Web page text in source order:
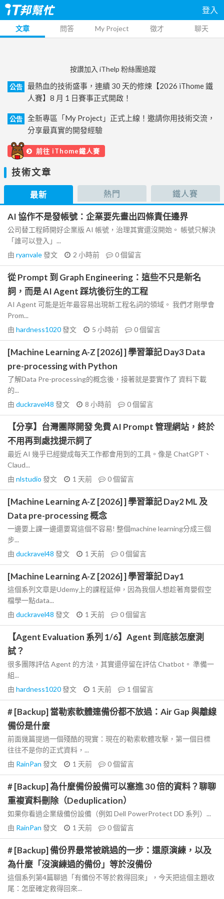
登入
文章 問答 My Project 徵才 聊天
按讚加入 iThelp 粉絲團追蹤
公告
最熱血的技術盛事，連續 30 天的修煉【2026 iThome 鐵
人賽】8 月 1 日賽事正式開啟！
公告
全新專區「My Project」正式上線！邀請你用技術交流，
分享最真實的開發經驗
前往 iThome鐵人賽
技術文章
最新 熱門 鐵人賽
AI 協作不是發帳號：企業要先畫出四條責任邊界
公司替工程師開好企業版 AI 帳號，治理其實還沒開始。 帳號只解決
「誰可以登入」...
由 ryanvale發文 2 小時前 0個留言
從 Prompt 到 Graph Engineering：這些不只是新名
詞，而是 AI Agent 踩坑後衍生的工程
AI Agent 可能是近年最容易出現新工程名詞的領域。 我們才剛學會
Prom...
由 hardness1020發文 5 小時前 0個留言
[Machine Learning A-Z [2026] ] 學習筆記 Day3 Data
pre-processing with Python
了解Data Pre-processing的概念後，接著就是要實作了 資料下載
的...
由 duckravel48 發文 8 小時前 0個留言
【分享】台灣團隊開發 免費 AI Prompt 管理網站，終於
不用再到處找提示詞了
最近 AI 幾乎已經變成每天工作都會用到的工具。像是 ChatGPT、
Claud...
由 nlstudio 發文 1 天前 0個留言
[Machine Learning A-Z [2026] ] 學習筆記 Day2 ML 及
Data pre-processing 概念
一邊要上課一邊還要寫這個不容易! 整個machine learning分成三個
步...
由 duckravel48 發文 1 天前 0個留言
[Machine Learning A-Z [2026] ] 學習筆記 Day1
這個系列文章是Udemy上的課程延伸，因為我個人想趁著育嬰假空
檔學一點data...
由 duckravel48 發文 1 天前 0個留言
【Agent Evaluation 系列 1/6】Agent 到底該怎麼測
試？
很多團隊評估 Agent 的方法，其實還停留在評估 Chatbot。 準備一
組...
由 hardness1020發文 1 天前 1 個留言
# [Backup] 當勒索軟體連備份都不放過：Air Gap 與離線
備份是什麼
前面幾篇提過一個殘酷的現實：現在的勒索軟體攻擊，第一個目標
往往不是你的正式資料，...
由 RainPan 發文 1 天前 0個留言
# [Backup] 為什麼備份設備可以塞進 30 倍的資料？聊聊
重複資料刪除（Deduplication）
如果你看過企業級備份設備（例如 Dell PowerProtect DD 系列）...
由 RainPan 發文 1 天前 0個留言
# [Backup] 備份界最常被跳過的一步：還原演練，以及
為什麼「沒演練過的備份」等於沒備份
這個系列第4篇聊過「有備份不等於救得回來」，今天把這個主題收
尾：怎麼確定救得回來...